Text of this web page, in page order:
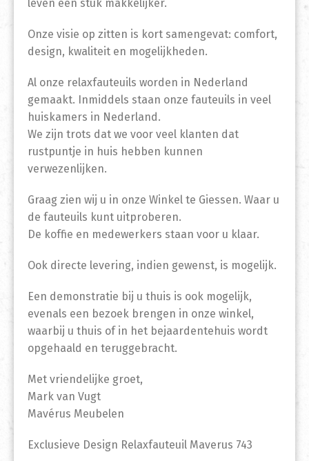
leven een stuk makkelijker.
Onze visie op zitten is kort samengevat: comfort,
design, kwaliteit en mogelijkheden.
Al onze relaxfauteuils worden in Nederland
gemaakt. Inmiddels staan onze fauteuils in veel
huiskamers in Nederland.
We zijn trots dat we voor veel klanten dat
rustpuntje in huis hebben kunnen
verwezenlijken.
Graag zien wij u in onze Winkel te Giessen. Waar u
de fauteuils kunt uitproberen.
De koffie en medewerkers staan voor u klaar.
Ook directe levering, indien gewenst, is mogelijk.
Een demonstratie bij u thuis is ook mogelijk,
evenals een bezoek brengen in onze winkel,
waarbij u thuis of in het bejaardentehuis wordt
opgehaald en teruggebracht.
Met vriendelijke groet,
Mark van Vugt
Mavérus Meubelen
Exclusieve Design Relaxfauteuil Maverus 743